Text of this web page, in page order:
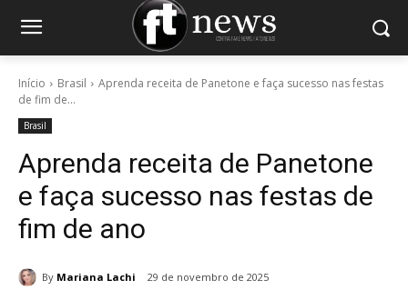
Início Brasil
Aprenda receita de Panetone e faça sucesso nas festas
de fim de...
Brasil
Aprenda receita de Panetone
e faça sucesso nas festas de
fim de ano
By Mariana Lachi 29 de novembro de 2025